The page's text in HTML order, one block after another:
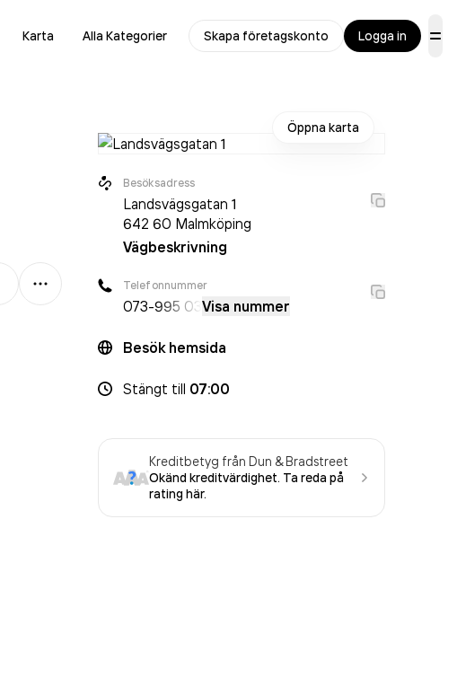
Karta Alla Kategorier Skapa företagskonto Logga in
Mer
Öppna karta
Besöksadress
Landsvägsgatan 1
642 60 Malmköping
Vägbeskrivning
Telefonnummer
073-995 03 Visa nummer
Besök hemsida
Stängt till 07:00
Kreditbetyg från Dun & Bradstreet
Okänd kreditvärdighet. Ta reda på
rating här.